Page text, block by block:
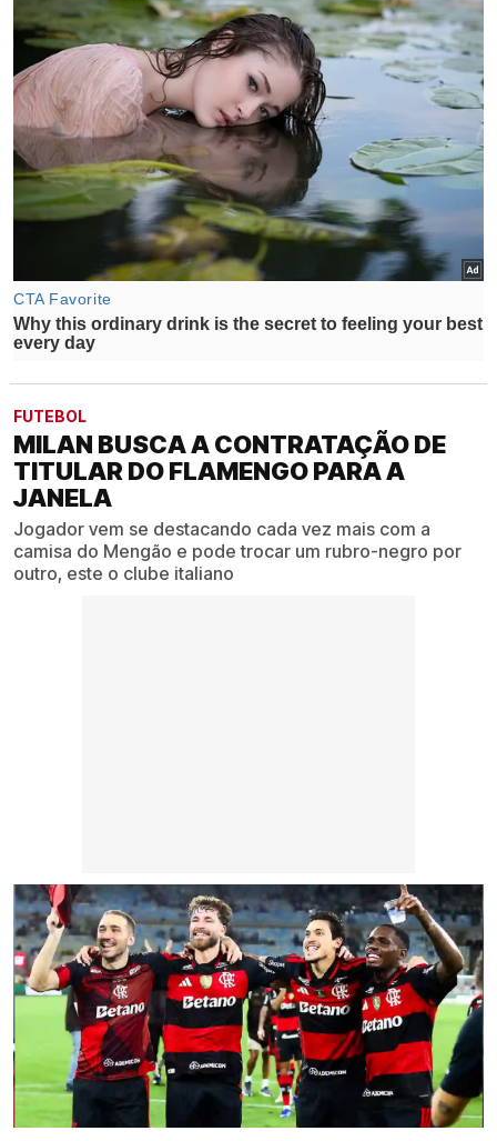
FUTEBOL
MILAN BUSCA A CONTRATAÇÃO DE
TITULAR DO FLAMENGO PARA A
JANELA
Jogador vem se destacando cada vez mais com a
camisa do Mengão e pode trocar um rubro-negro por
outro, este o clube italiano